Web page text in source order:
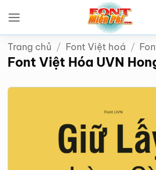
qua
nội
dung
Trang chủ / Font Việt hoá /
Font Việt Hóa UVN